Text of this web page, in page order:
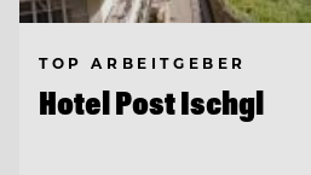
TOP ARBEITGEBER
Hotel Post Ischgl